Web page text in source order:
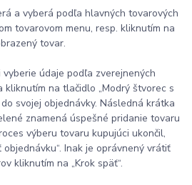
a vyberá podľa hlavných tovarových
tovarovom menu, resp. kliknutím na
tovar.
údaje podľa zverejnených
kliknutím na tlačidlo „Modrý štvorec s
svojej objednávky. Následná krátka
znamená úspešné pridanie tovaru
výberu tovaru kupujúci ukončil,
Inak je oprávnený vrátiť
kliknutím na „Krok späť“.